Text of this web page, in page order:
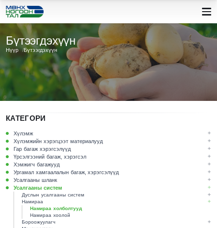
Бүтээгдэхүүн
Нүүр Бүтээгдэхүүн
КАТЕГОРИ
Хүлэмж
Хүлэмжийн хэрэгцээт материалууд
Гар багаж хэрэгсэлүүд
Үрсэлгээний багаж, хэрэгсэл
Хэмжигч багажууд
Ургамал хамгаалалын багаж, хэрэгсэлүүд
Усалгааны шланк
Усалгааны систем
Дуслын усалгааны систем
Намираа
Намираа холболтууд
Намираа хоолой
Бороожуулагч